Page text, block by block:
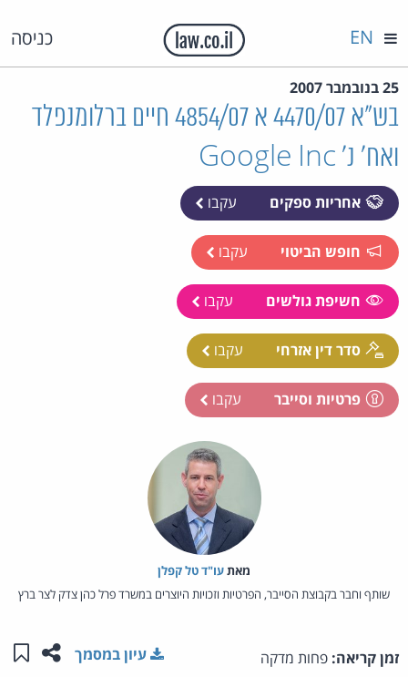
כניסה EN
25 בנובמבר 2007
בש"א 4470/07 א 4854/07 חיים ברלומנפלד
ואח' נ' Google Inc
אחריות ספקים עקבו
חופש הביטוי עקבו
חשיפת גולשים עקבו
סדר דין אזרחי עקבו
פרטיות וסייבר עקבו
מאת‏עו"ד טל קפלן
שותף וחבר בקבוצת הסייבר, הפרטיות וזכויות היוצרים במשרד פרל כהן צדק לצר ברץ
זמן קריאה: פחות מדקה שתפו
עיון במסמך